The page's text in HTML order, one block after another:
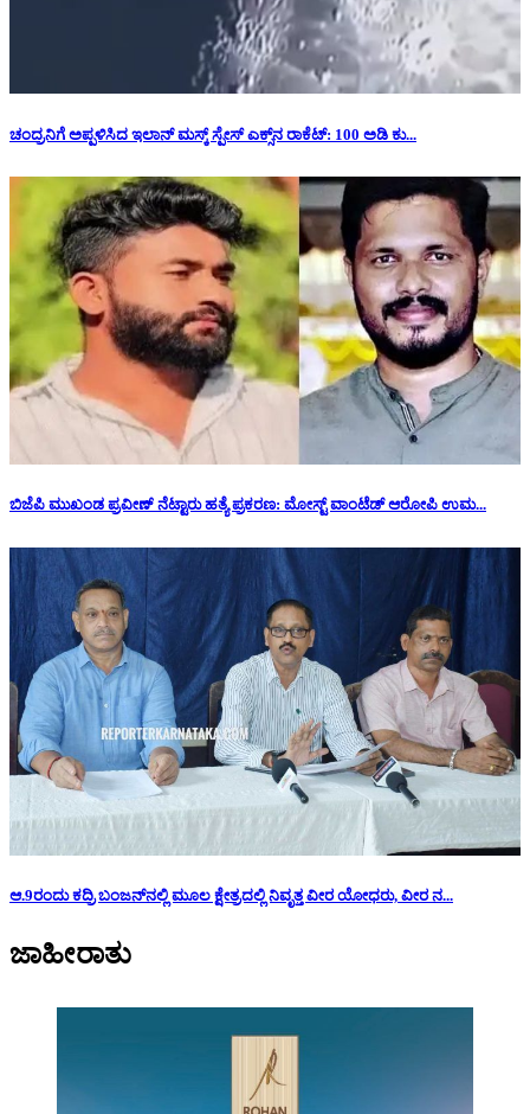
ಚಂದ್ರನಿಗೆ ಅಪ್ಪಳಿಸಿದ ಇಲಾನ್ ಮಸ್ಕ್ ಸ್ಪೇಸ್‌ ಎಕ್ಸ್‌ನ ರಾಕೆಟ್‌: 100 ಅಡಿ ಕು...
ಬಿಜೆಪಿ ಮುಖಂಡ ಪ್ರವೀಣ್ ನೆಟ್ಟಾರು ಹತ್ಯೆ ಪ್ರಕರಣ: ಮೋಸ್ಟ್ ವಾಂಟೆಡ್ ಆರೋಪಿ ಉಮ...
ಆ.9ರಂದು ಕದ್ರಿ ಬಂಜನ್‌ನಲ್ಲಿ ಮೂಲ ಕ್ಷೇತ್ರದಲ್ಲಿ ನಿವೃತ್ತ ವೀರ ಯೋಧರು, ವೀರ ನ...
ಜಾಹೀರಾತು